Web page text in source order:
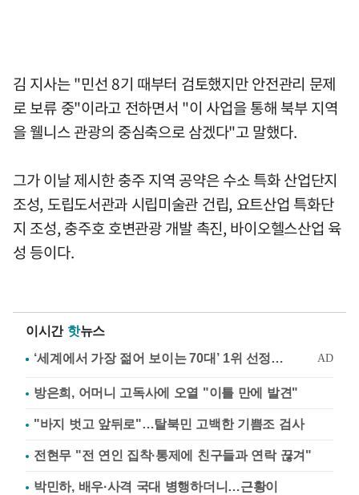
김 지사는 "민선 8기 때부터 검토했지만 안전관리 문제
로 보류 중"이라고 전하면서 "이 사업을 통해 북부 지역
을 웰니스 관광의 중심축으로 삼겠다"고 말했다.
그가 이날 제시한 충주 지역 공약은 수소 특화 산업단지
조성, 도립도서관과 시립미술관 건립, 요트산업 특화단
지 조성, 충주호 호변관광 개발 촉진, 바이오헬스산업 육
성 등이다.
이시간 핫뉴스
방은희, 어머니 고독사에 오열 "이틀 만에 발견"
"바지 벗고 앞뒤로"…탈북민 고백한 기쁨조 검사
전현무 "전 연인 집착·통제에 친구들과 연락 끊겨"
박민하, 배우·사격 국대 병행하더니…근황이